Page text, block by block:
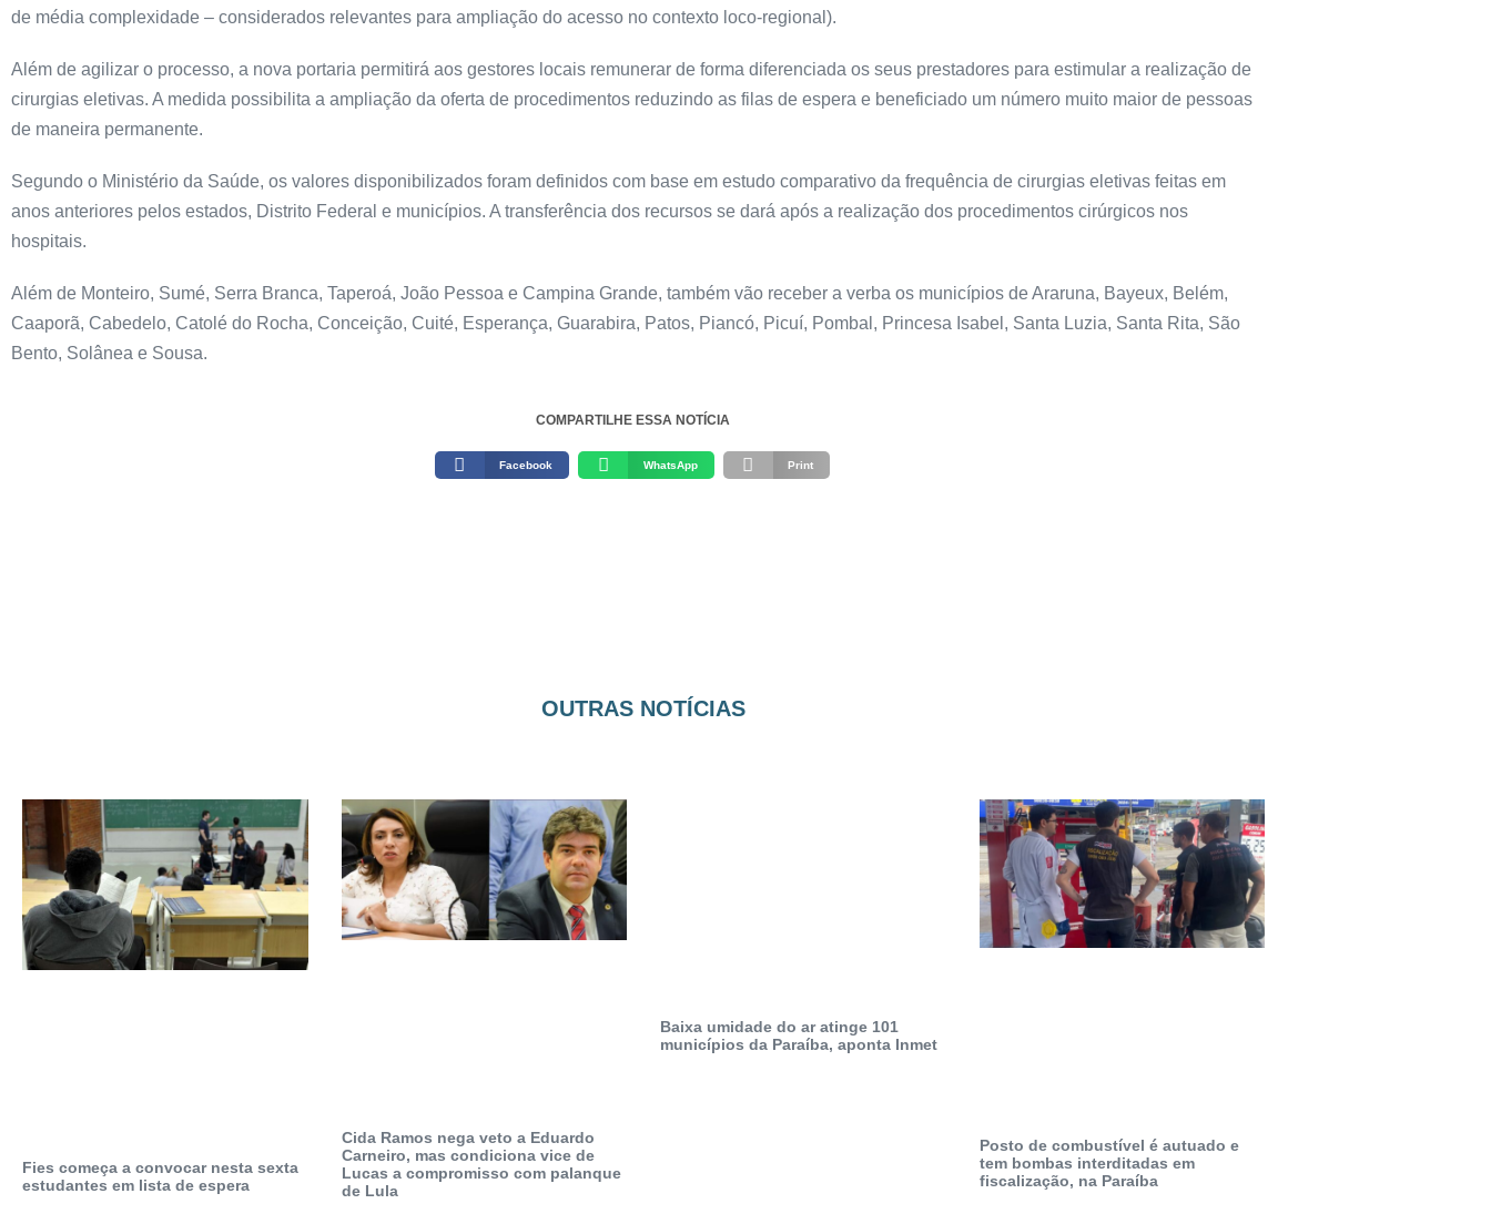
de média complexidade – considerados relevantes para ampliação do acesso no contexto loco-regional).
Além de agilizar o processo, a nova portaria permitirá aos gestores locais remunerar de forma diferenciada os seus prestadores para estimular a realização de
cirurgias eletivas. A medida possibilita a ampliação da oferta de procedimentos reduzindo as filas de espera e beneficiado um número muito maior de pessoas
de maneira permanente.
Segundo o Ministério da Saúde, os valores disponibilizados foram definidos com base em estudo comparativo da frequência de cirurgias eletivas feitas em
anos anteriores pelos estados, Distrito Federal e municípios. A transferência dos recursos se dará após a realização dos procedimentos cirúrgicos nos
hospitais.
Além de Monteiro, Sumé, Serra Branca, Taperoá, João Pessoa e Campina Grande, também vão receber a verba os municípios de Araruna, Bayeux, Belém,
Caaporã, Cabedelo, Catolé do Rocha, Conceição, Cuité, Esperança, Guarabira, Patos, Piancó, Picuí, Pombal, Princesa Isabel, Santa Luzia, Santa Rita, São
Bento, Solânea e Sousa.
COMPARTILHE ESSA NOTÍCIA
Facebook WhatsApp Print
OUTRAS NOTÍCIAS
Fies começa a convocar nesta sexta
estudantes em lista de espera
Cida Ramos nega veto a Eduardo
Carneiro, mas condiciona vice de
Lucas a compromisso com palanque
de Lula
Baixa umidade do ar atinge 101
municípios da Paraíba, aponta Inmet
Posto de combustível é autuado e
tem bombas interditadas em
fiscalização, na Paraíba